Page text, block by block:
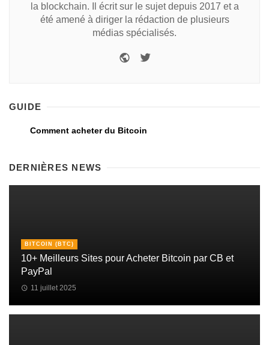
la blockchain. Il écrit sur le sujet depuis 2017 et a
été amené à diriger la rédaction de plusieurs
médias spécialisés.
GUIDE
Comment acheter du Bitcoin
DERNIÈRES NEWS
BITCOIN (BTC)
10+ Meilleurs Sites pour Acheter Bitcoin par CB et
PayPal
11 juillet 2025